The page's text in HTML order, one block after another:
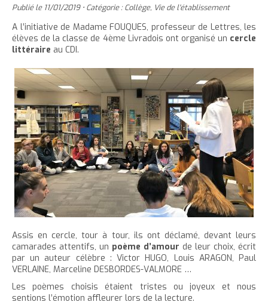
h
è
c
l
a
c
c
u
i
l
t
e
r
a
t
a
i
l
l
e
d
u
t
x
t
e
e
r
l
t
a
l
l
e
d
u
t
e
t
e
e
r
c
e
t
t
e
p
a
g
e
e
r
c
c
o
n
t
e
n
u
Publié le 11/01/2019 • Catégorie :Collège, Vie de l'établissement
A l’initiative de Madame FOUQUES, professeur de Lettres, les
élèves de la classe de 4ème Livradois ont organisé un cercle
littéraire au CDI.
Assis en cercle, tour à tour, ils ont déclamé, devant leurs
camarades attentifs, un poème d’amour de leur choix, écrit
par un auteur célèbre : Victor HUGO, Louis ARAGON, Paul
VERLAINE, Marceline DESBORDES-VALMORE …
Les poèmes choisis étaient tristes ou joyeux et nous
sentions l’émotion affleurer lors de la lecture.